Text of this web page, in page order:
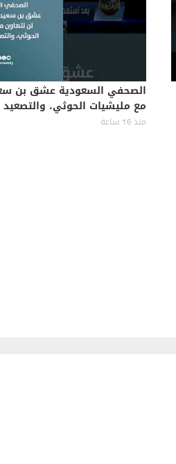
الصحفي السعودية عشق بن
مع مليشيات الحوثي، والتصعيد
منذ 16 ساعة